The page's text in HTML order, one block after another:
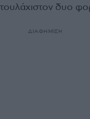
δυο
ΔΙΑΦΗΜΙΣΗ